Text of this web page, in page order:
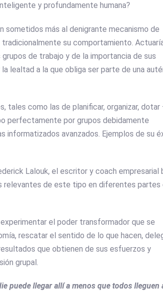
y profundamente humana?
sometidos más al denigrante mecanismo de
su comportamiento.
de trabajo y de la importancia de sus
lealtad a la que obliga ser parte de una
tales como las de planificar, organizar, dotar
perfectamente por grupos debidamente
informatizados avanzados. Ejemplos de su
Lalouk, el escritor y coach empresarial
relevantes de este tipo en diferentes partes
el poder transformador que se
rescatar el sentido de lo que hacen,
que obtienen de sus esfuerzos y
grupal.
puede llegar allí a menos que todos lleguen